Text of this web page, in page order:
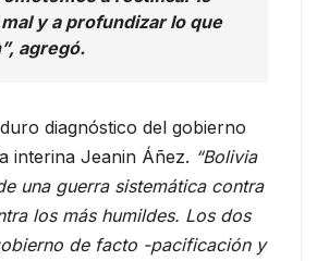
y a profundizar lo que
agregó.
diagnóstico del gobierno
interina Jeanin Áñez. “Bolivia
una guerra sistemática contra
los más humildes. Los dos
de facto -pacificación y